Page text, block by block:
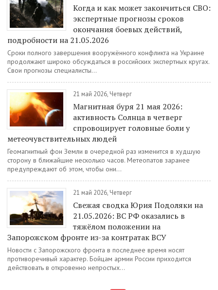
Когда и как может закончиться СВО:
экспертные прогнозы сроков
окончания боевых действий,
подробности на 21.05.2026
Сроки полного завершения вооружённого конфликта на Украине
продолжают широко обсуждаться в российских экспертных кругах.
Свои прогнозы специалисты...
21 май 2026, Четверг
Магнитная буря 21 мая 2026:
активность Солнца в четверг
спровоцирует головные боли у
метеочувствительных людей
Геомагнитный фон Земли в очередной раз изменится в худшую
сторону в ближайшие несколько часов. Метеопатов заранее
предупреждают об этом, чтобы они...
21 май 2026, Четверг
Свежая сводка Юрия Подоляки на
21.05.2026: ВС РФ оказались в
тяжёлом положении на
Запорожском фронте из-за контратак ВСУ
Новости с Запорожского фронта в последнее время носят
противоречивый характер. Бойцам армии России приходится
действовать в откровенно непростых...